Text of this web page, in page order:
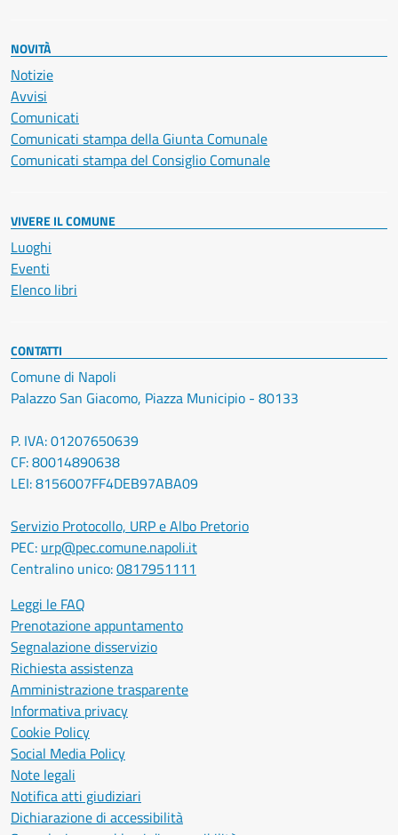
NOVITÀ
Notizie
Avvisi
Comunicati
Comunicati stampa della Giunta Comunale
Comunicati stampa del Consiglio Comunale
VIVERE IL COMUNE
Luoghi
Eventi
Elenco libri
CONTATTI
Comune di Napoli
Palazzo San Giacomo, Piazza Municipio - 80133
P. IVA: 01207650639
CF: 80014890638
LEI: 8156007FF4DEB97ABA09
Servizio Protocollo, URP e Albo Pretorio
PEC: urp@pec.comune.napoli.it
Centralino unico:0817951111
Leggi le FAQ
Prenotazione appuntamento
Segnalazione disservizio
Richiesta assistenza
Amministrazione trasparente
Informativa privacy
Cookie Policy
Social Media Policy
Note legali
Notifica atti giudiziari
Dichiarazione di accessibilità